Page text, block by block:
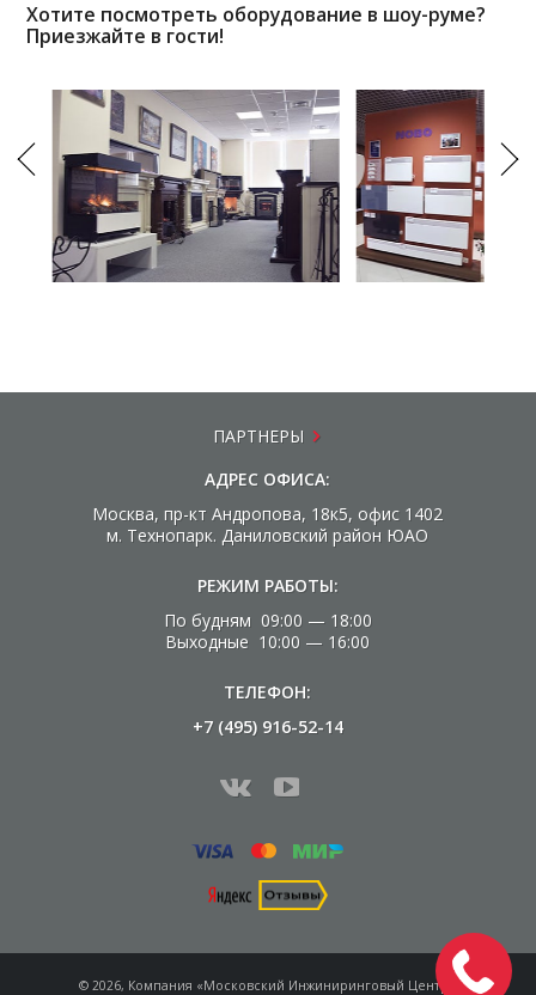
Хотите посмотреть оборудование в шоу-руме?
Приезжайте в гости!
ПАРТНЕРЫ
АДРЕС ОФИСА:
Москва, пр-кт Андропова, 18к5, офис 1402
м. Технопарк. Даниловский район ЮАО
РЕЖИМ РАБОТЫ:
По будням 09:00 — 18:00
Выходные 10:00 — 16:00
ТЕЛЕФОН:
+7 (495) 916-52-14
© 2026, Компания «Московский Инжиниринговый Центр»